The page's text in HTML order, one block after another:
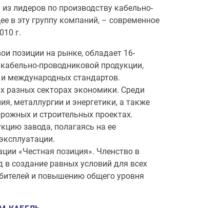
лидеров по производству кабельно-
в эту группу компаний, – современное
г.
позиции на рынке, обладает 16-
проводниковой продукции,
международных стандартов.
секторах экономики. Среди
металлургии и энергетики, а также
и строительных проектах.
завода, полагаясь на ее
«Честная позиция». Членство в
создание равных условий для всех
и повышению общего уровня